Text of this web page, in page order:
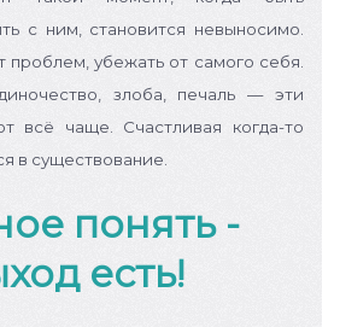
с ним, становится невыносимо.
проблем, убежать от самого себя.
злоба, печаль — эти
всё чаще. Счастливая когда-то
в существование.
понять -
есть!